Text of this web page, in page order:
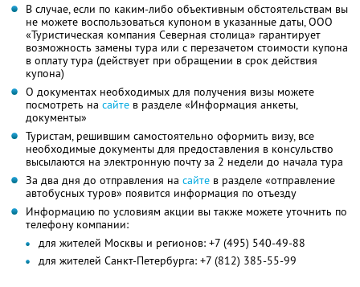
В случае, если по каким-либо объективным обстоятельствам вы
не можете воспользоваться купоном в указанные даты, ООО
«Туристическая компания Северная столица» гарантирует
возможность замены тура или с перезачетом стоимости купона
в оплату тура (действует при обращении в срок действия
купона)
О документах необходимых для получения визы можете
посмотреть на сайте в разделе «Информация анкеты,
документы»
Туристам, решившим самостоятельно оформить визу, все
необходимые документы для предоставления в консульство
высылаются на электронную почту за 2 недели до начала тура
За два дня до отправления на сайте в разделе «отправление
автобусных туров» появится информация по отъезду
Информацию по условиям акции вы также можете уточнить по
телефону компании:
для жителей Москвы и регионов: +7 (495) 540-49-88
для жителей Санкт-Петербурга: +7 (812) 385-55-99